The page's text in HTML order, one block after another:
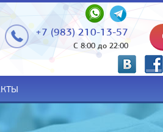
+7 (983) 210-13-57
С 8:00 до 22:00